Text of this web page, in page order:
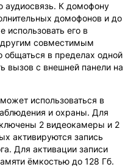
аудиосвязь. К домофону
домофонов и до
использовать его в
другим совместимым
в пределах одной
вызов с внешней панели на
использоваться в
и охраны. Для
2 видеокамеры и 2
активируются запись
Для активации записи
ёмкостью до 128 Гб.